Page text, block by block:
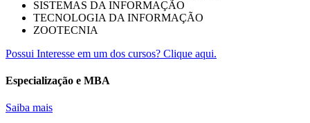
SISTEMAS DA INFORMAÇÃO
TECNOLOGIA DA INFORMAÇÃO
ZOOTECNIA
Possui Interesse em um dos cursos? Clique aqui.
Especialização e MBA
Saiba mais